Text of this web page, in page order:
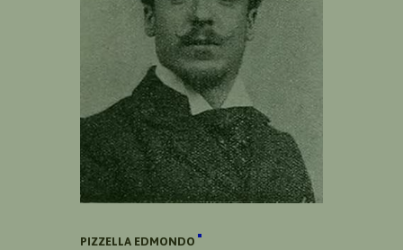
PIZZELLA EDMONDO